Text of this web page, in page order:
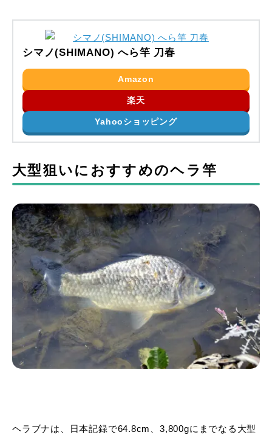
シマノ(SHIMANO) へら竿 刀春
Amazon
楽天
Yahooショッピング
大型狙いにおすすめのヘラ竿
ヘラブナは、日本記録で64.8cm、3,800gにまでなる大型